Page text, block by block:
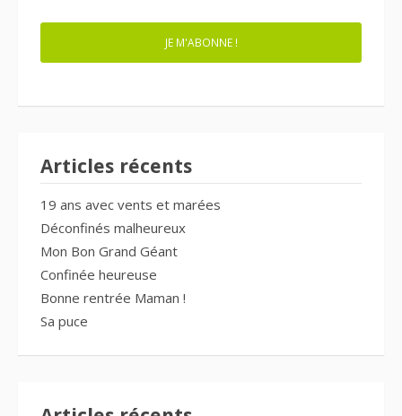
JE M'ABONNE !
Articles récents
19 ans avec vents et marées
Déconfinés malheureux
Mon Bon Grand Géant
Confinée heureuse
Bonne rentrée Maman !
Sa puce